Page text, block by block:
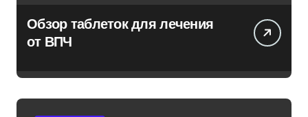
Обзор таблеток для лечения
от ВПЧ